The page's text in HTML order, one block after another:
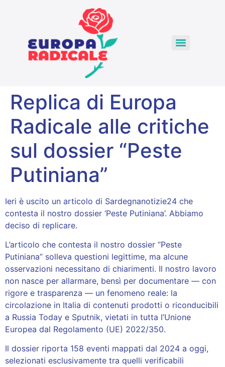
Replica di Europa
Radicale alle critiche
sul dossier “Peste
Putiniana”
Ieri è uscito un articolo di Sardegnanotizie24 che
contesta il nostro dossier ‘Peste Putiniana’. Abbiamo
deciso di replicare.
L’articolo che contesta il nostro dossier “Peste
Putiniana” solleva questioni legittime, ma alcune
osservazioni necessitano di chiarimenti. Il nostro lavoro
non nasce per allarmare, bensì per documentare — con
rigore e trasparenza — un fenomeno reale: la
circolazione in Italia di contenuti prodotti o riconducibili
a Russia Today e Sputnik, vietati in tutta l’Unione
Europea dal Regolamento (UE) 2022/350.
Il dossier riporta 158 eventi mappati dal 2024 a oggi,
selezionati esclusivamente tra quelli verificabili